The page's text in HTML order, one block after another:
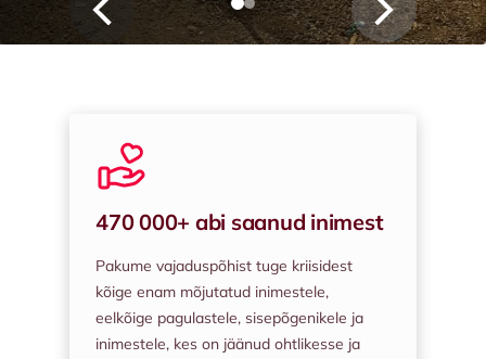
470 000+ abi saanud inimest
Pakume vajaduspõhist tuge kriisidest
kõige enam mõjutatud inimestele,
eelkõige pagulastele, sisepõgenikele ja
inimestele, kes on jäänud ohtlikesse ja